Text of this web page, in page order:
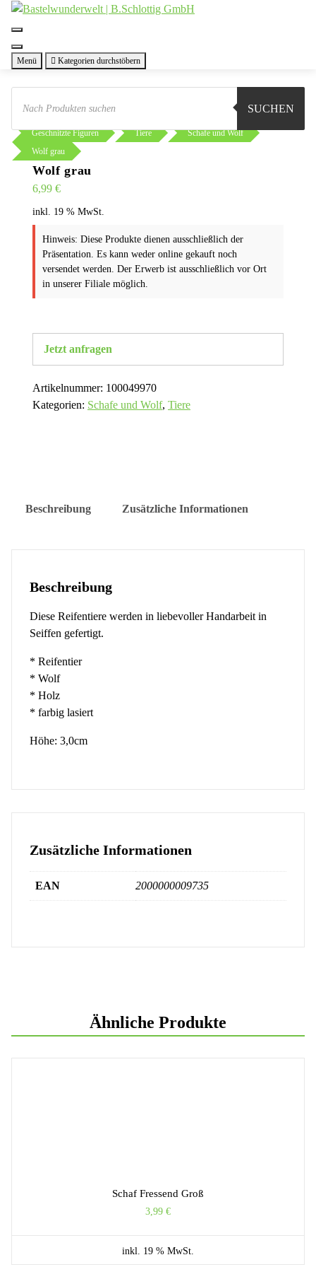
Zum
Menü Kategorien durchstöbern
Products
search
SUCHEN
Sie sind hier: Shop
Geschnitzte Figuren
Tiere
Schafe und Wolf
Wolf grau
Wolf grau
6,99 €
inkl. 19 % MwSt.
Hinweis: Diese Produkte dienen ausschließlich der
Präsentation. Es kann weder online gekauft noch
versendet werden. Der Erwerb ist ausschließlich vor Ort
in unserer Filiale möglich.
Jetzt anfragen
Artikelnummer: 100049970
Kategorien: Schafe und Wolf, Tiere
Beschreibung Zusätzliche Informationen
Beschreibung
Diese Reifentiere werden in liebevoller Handarbeit in
Seiffen gefertigt.
* Reifentier
* Wolf
* Holz
* farbig lasiert
Höhe: 3,0cm
Zusätzliche Informationen
EAN 2000000009735
Ähnliche Produkte
Schaf Fressend Groß
3,99 €
inkl. 19 % MwSt.